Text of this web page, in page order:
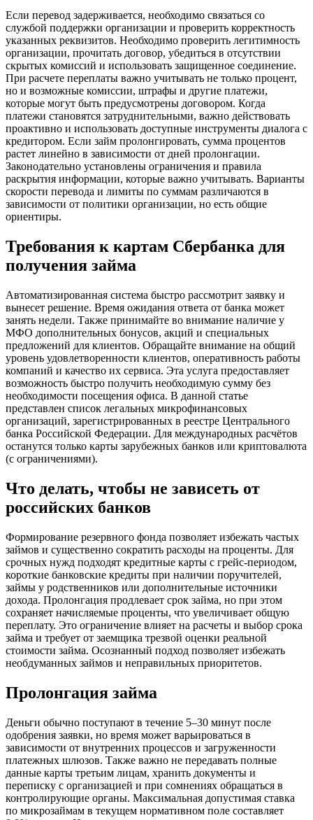
Если перевод задерживается, необходимо связаться со
службой поддержки организации и проверить корректность
указанных реквизитов. Необходимо проверить легитимность
организации, прочитать договор, убедиться в отсутствии
скрытых комиссий и использовать защищенное соединение.
При расчете переплаты важно учитывать не только процент,
но и возможные комиссии, штрафы и другие платежи,
которые могут быть предусмотрены договором. Когда
платежи становятся затруднительными, важно действовать
проактивно и использовать доступные инструменты диалога с
кредитором. Если займ пролонгировать, сумма процентов
растет линейно в зависимости от дней пролонгации.
Законодательно установлены ограничения и правила
раскрытия информации, которые важно учитывать. Варианты
скорости перевода и лимиты по суммам различаются в
зависимости от политики организации, но есть общие
ориентиры.
Требования к картам Сбербанка для
получения займа
Автоматизированная система быстро рассмотрит заявку и
вынесет решение. Время ожидания ответа от банка может
занять недели. Также принимайте во внимание наличие у
МФО дополнительных бонусов, акций и специальных
предложений для клиентов. Обращайте внимание на общий
уровень удовлетворенности клиентов, оперативность работы
компаний и качество их сервиса. Эта услуга предоставляет
возможность быстро получить необходимую сумму без
необходимости посещения офиса. В данной статье
представлен список легальных микрофинансовых
организаций, зарегистрированных в реестре Центрального
банка Российской Федерации. Для международных расчётов
останутся только карты зарубежных банков или криптовалюта
(с ограничениями).
Что делать, чтобы не зависеть от
российских банков
Формирование резервного фонда позволяет избежать частых
займов и существенно сократить расходы на проценты. Для
срочных нужд подходят кредитные карты с грейс-периодом,
короткие банковские кредиты при наличии поручителей,
займы у родственников или дополнительные источники
дохода. Пролонгация продлевает срок займа, но при этом
сохраняет начисляемые проценты, что увеличивает общую
переплату. Это ограничение влияет на расчеты и выбор срока
займа и требует от заемщика трезвой оценки реальной
стоимости займа. Осознанный подход позволяет избежать
необдуманных займов и неправильных приоритетов.
Пролонгация займа
Деньги обычно поступают в течение 5–30 минут после
одобрения заявки, но время может варьироваться в
зависимости от внутренних процессов и загруженности
платежных шлюзов. Также важно не передавать полные
данные карты третьим лицам, хранить документы и
переписку с организацией и при сомнениях обращаться в
контролирующие органы. Максимальная допустимая ставка
по микрозаймам в текущем нормативном поле составляет